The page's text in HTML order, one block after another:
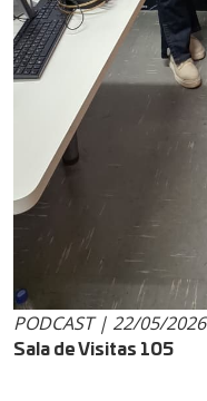
PODCAST | 22/05/2026
Sala de Visitas 105